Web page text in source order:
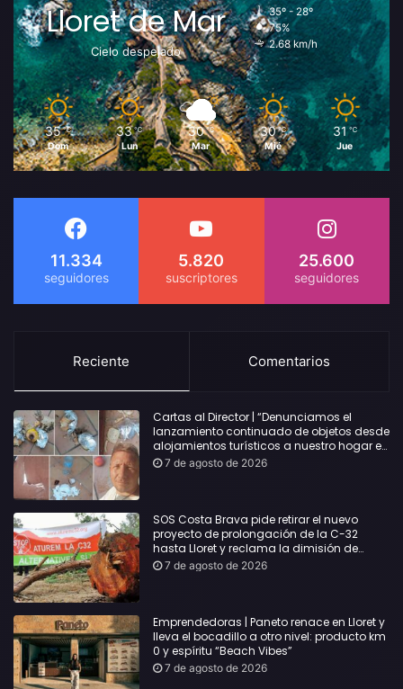
Lloret de Mar
Cielo despejado
35º - 28º
75%
2.68 km/h
35 ℃
Dom
33 ℃
Lun
30 ℃
Mar
30 ℃
Mié
31 ℃
Jue
11.334 5.820 25.600
Reciente Comentarios
Cartas al Director | “Denunciamos el
lanzamiento continuado de objetos desde
alojamientos turísticos a nuestro hogar en
Lloret: Podría haber causado una
7 de agosto de 2026
SOS Costa Brava pide retirar el nuevo
proyecto de prolongación de la C-32
hasta Lloret y reclama la dimisión de
Sílvia Paneque
7 de agosto de 2026
Emprendedoras | Paneto renace en Lloret y
lleva el bocadillo a otro nivel: producto km
0 y espíritu “Beach Vibes”
7 de agosto de 2026